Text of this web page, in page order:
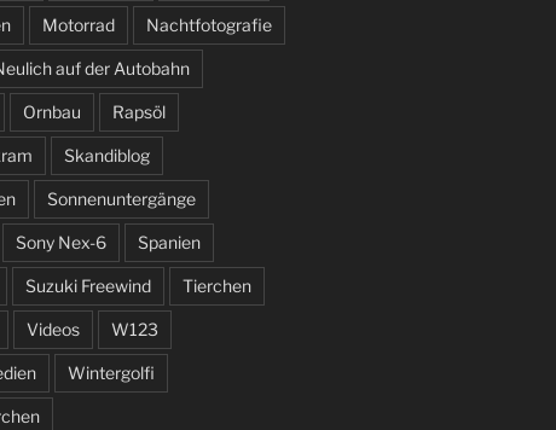
Motorrad Nachtfotografie
auf der Autobahn
Ornbau Rapsöl
Skandiblog
Sonnenuntergänge
Sony Nex-6 Spanien
Suzuki Freewind Tierchen
Videos W123
Wintergolfi